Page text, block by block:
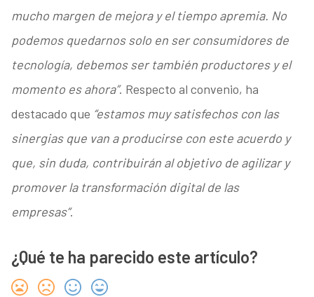
mucho margen de mejora y el tiempo apremia. No
podemos quedarnos solo en ser consumidores de
tecnología, debemos ser también productores y el
momento es ahora”. Respecto al convenio, ha
destacado que “estamos muy satisfechos con las
sinergias que van a producirse con este acuerdo y
que, sin duda, contribuirán al objetivo de agilizar y
promover la transformación digital de las
empresas”.
¿Qué te ha parecido este artículo?